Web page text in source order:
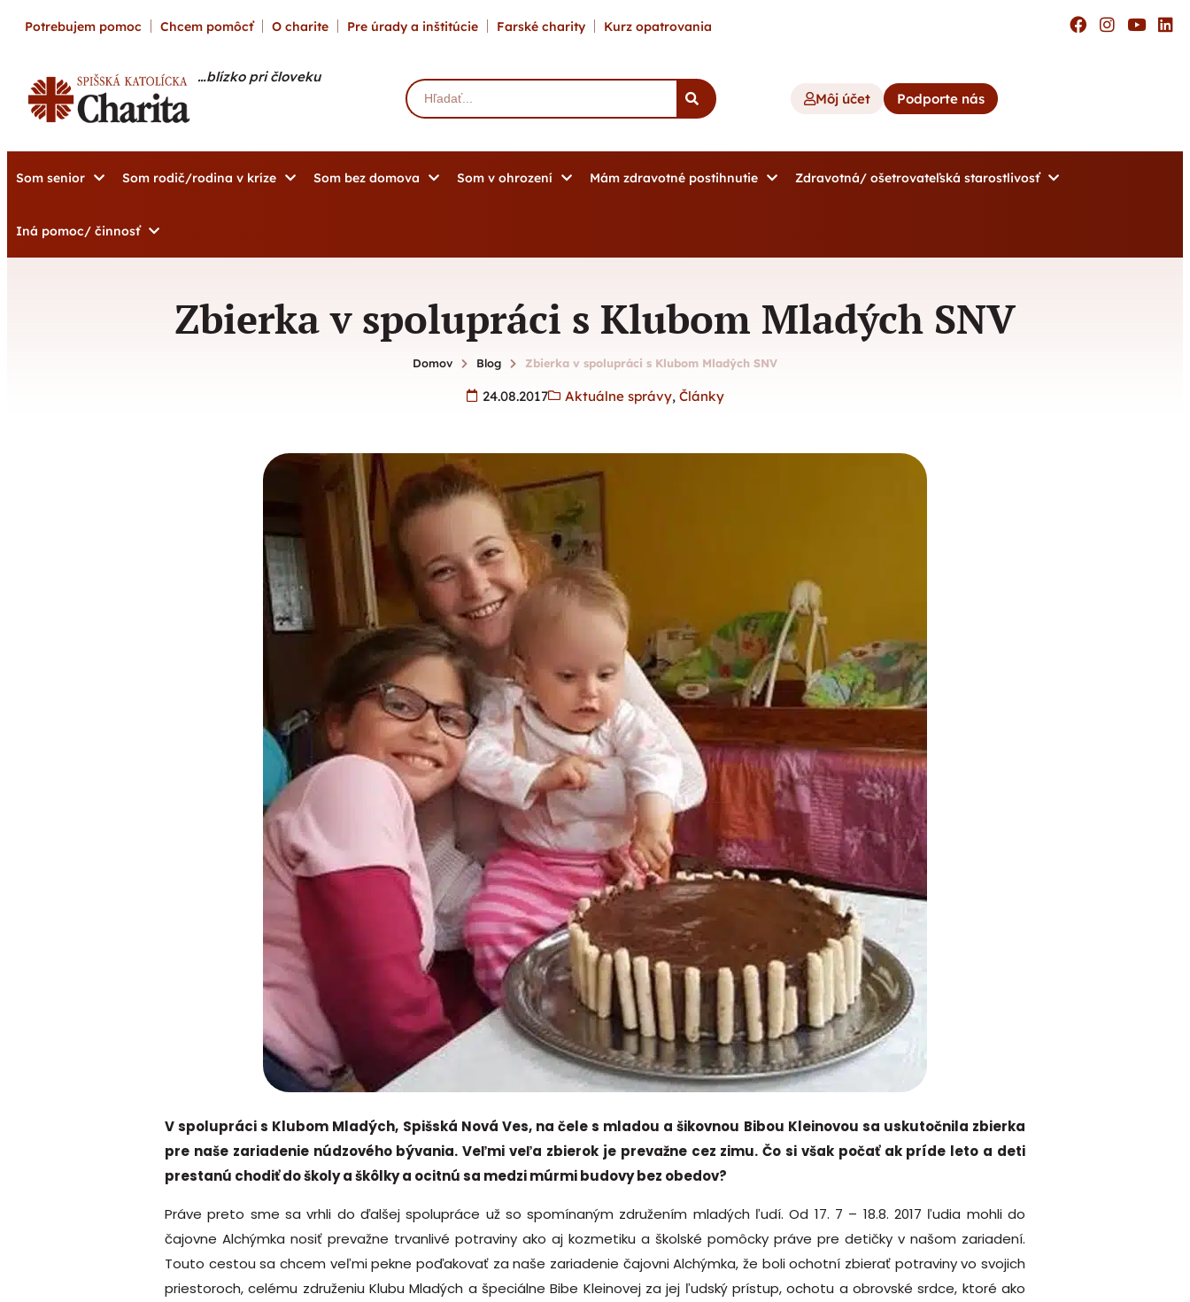
Potrebujem pomoc Chcem pomôcť O charite Pre úrady a inštitúcie Farské charity Kurz opatrovania
…blízko pri človeku
Môj účet
Podporte nás
Som senior Som rodič/rodina v kríze Som bez domova Som v ohrození Mám zdravotné postihnutie Zdravotná/ ošetrovateľská starostlivosť
Iná pomoc/ činnosť
Zbierka v spolupráci s Klubom Mladých SNV
Domov Blog Zbierka v spolupráci s Klubom Mladých SNV
24.08.2017 Aktuálne správy, Články
V spolupráci s Klubom Mladých, Spišská Nová Ves, na čele s mladou a šikovnou Bibou Kleinovou sa uskutočnila zbierka
pre naše zariadenie núdzového bývania. Veľmi veľa zbierok je prevažne cez zimu. Čo si však počať ak príde leto a deti
prestanú chodiť do školy a škôlky a ocitnú sa medzi múrmi budovy bez obedov?
Práve preto sme sa vrhli do ďalšej spolupráce už so spomínaným združením mladých ľudí. Od 17. 7 – 18.8. 2017 ľudia mohli do
čajovne Alchýmka nosiť prevažne trvanlivé potraviny ako aj kozmetiku a školské pomôcky práve pre detičky v našom zariadení.
Touto cestou sa chcem veľmi pekne poďakovať za naše zariadenie čajovni Alchýmka, že boli ochotní zbierať potraviny vo svojich
priestoroch, celému združeniu Klubu Mladých a špeciálne Bibe Kleinovej za jej ľudský prístup, ochotu a obrovské srdce, ktoré ako